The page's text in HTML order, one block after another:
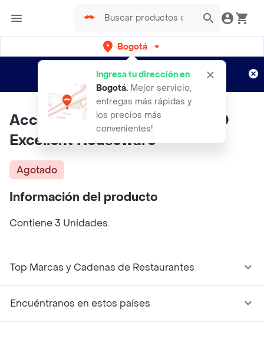
Bogotá
Ingresa tu dirección en
Bogotá. Mejor servicio,
entregas más rápidas y
los precios más
convenientes!
envíos gratis por semanas
Aplican TyC
Accesorio Para Vino 170453140
Excellent Houseware
Agotado
Información del producto
Contiene 3 Unidades.
Top Marcas y Cadenas de Restaurantes
Encuéntranos en estos países